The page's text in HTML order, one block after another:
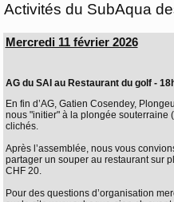
Activités du SubAqua
Mercredi 11 février 2026
AG du SAI au Restaurant du golf -
En fin d’AG, Gatien Cosendey,
nous "initier" à la plongée souterraine
clichés.
Après l’assemblée, nous vous
partager un souper au restaurant sur
CHF 20.
Pour des questions d’organisation